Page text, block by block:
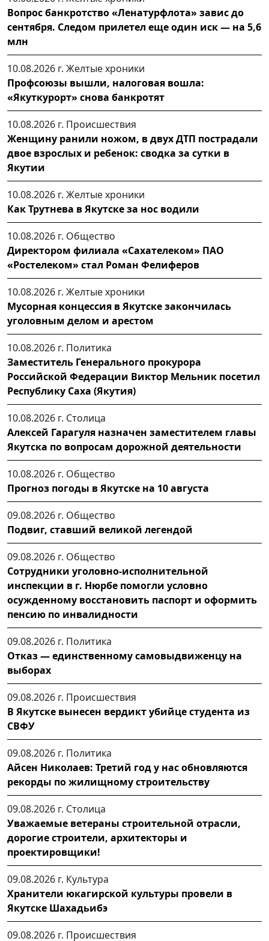
Вопрос банкротство «Ленатурфлота» завис до
сентября. Следом прилетел еще один иск — на 5,6
млн
10.08.2026 г. Желтые хроники
Профсоюзы вышли, налоговая вошла:
«Якуткурорт» снова банкротят
10.08.2026 г. Происшествия
Женщину ранили ножом, в двух ДТП пострадали
двое взрослых и ребенок: сводка за сутки в
Якутии
10.08.2026 г. Желтые хроники
Как Трутнева в Якутске за нос водили
10.08.2026 г. Общество
Директором филиала «Сахателеком» ПАО
«Ростелеком» стал Роман Фелиферов
10.08.2026 г. Желтые хроники
Мусорная концессия в Якутске закончилась
уголовным делом и арестом
10.08.2026 г. Политика
Заместитель Генерального прокурора
Российской Федерации Виктор Мельник посетил
Республику Саха (Якутия)
10.08.2026 г. Столица
Алексей Гарагуля назначен заместителем главы
Якутска по вопросам дорожной деятельности
10.08.2026 г. Общество
Прогноз погоды в Якутске на 10 августа
09.08.2026 г. Общество
Подвиг, ставший великой легендой
09.08.2026 г. Общество
Сотрудники уголовно-исполнительной
инспекции в г. Нюрбе помогли условно
осужденному восстановить паспорт и оформить
пенсию по инвалидности
09.08.2026 г. Политика
Отказ — единственному самовыдвиженцу на
выборах
09.08.2026 г. Происшествия
В Якутске вынесен вердикт убийце студента из
СВФУ
09.08.2026 г. Политика
Айсен Николаев: Третий год у нас обновляются
рекорды по жилищному строительству
09.08.2026 г. Столица
Уважаемые ветераны строительной отрасли,
дорогие строители, архитекторы и
проектировщики!
09.08.2026 г. Культура
Хранители юкагирской культуры провели в
Якутске Шахадьибэ
09.08.2026 г. Происшествия